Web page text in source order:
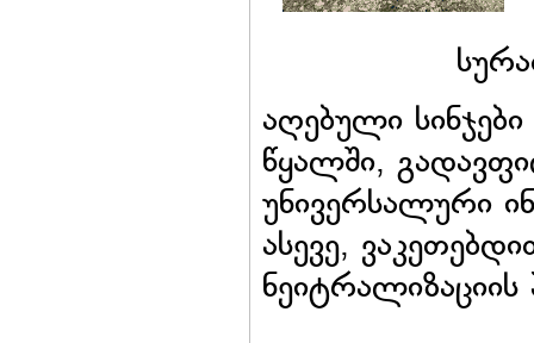
აღებული
წყალში,
უნივერსალური
ასევე,
ნეიტრალიზაციის